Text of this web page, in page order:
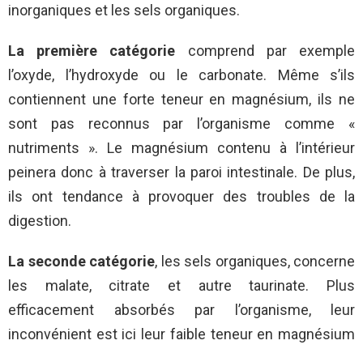
inorganiques et les sels organiques.
La première catégorie comprend par exemple
l’oxyde, l’hydroxyde ou le carbonate. Même s’ils
contiennent une forte teneur en magnésium, ils ne
sont pas reconnus par l’organisme comme «
nutriments ». Le magnésium contenu à l’intérieur
peinera donc à traverser la paroi intestinale. De plus,
ils ont tendance à provoquer des troubles de la
digestion.
La seconde catégorie, les sels organiques, concerne
les malate, citrate et autre taurinate. Plus
efficacement absorbés par l’organisme, leur
inconvénient est ici leur faible teneur en magnésium